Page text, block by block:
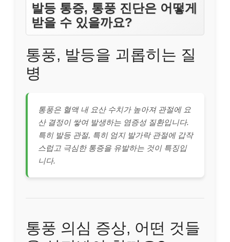
발등 통증, 통풍 진단은 어떻게
받을 수 있을까요?
통풍, 발등을 괴롭히는 질
병
통풍은 혈액 내 요산 수치가 높아져 관절에 요
산 결정이 쌓여 발생하는 염증성 질환입니다.
특히 발등 관절, 특히 엄지 발가락 관절에 갑작
스럽고 극심한 통증을 유발하는 것이 특징입
니다.
통풍 의심 증상, 어떤 것들